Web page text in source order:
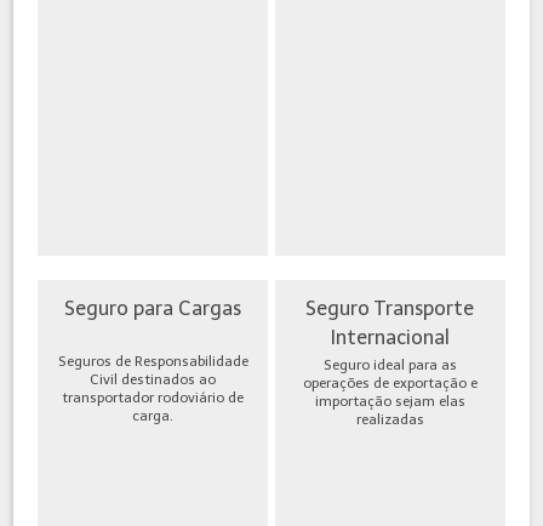
Seguro para Cargas
Seguros de Responsabilidade
Civil destinados ao
transportador rodoviário de
carga.
Seguro Transporte
Internacional
Seguro ideal para as
operações de exportação e
importação sejam elas
realizadas